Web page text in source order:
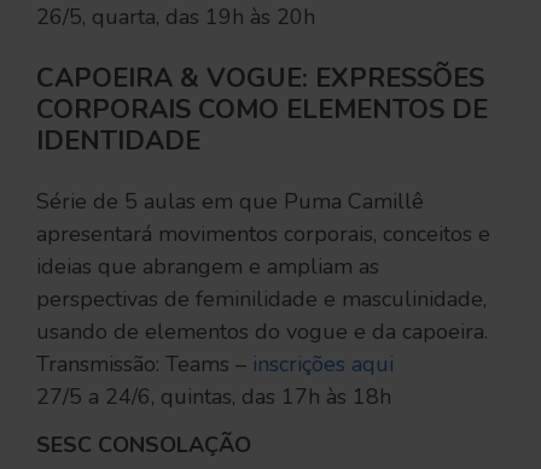
26/5, quarta, das 19h às 20h
CAPOEIRA & VOGUE: EXPRESSÕES
CORPORAIS COMO ELEMENTOS DE
IDENTIDADE
Série de 5 aulas em que Puma Camillê
apresentará movimentos corporais, conceitos e
ideias que abrangem e ampliam as
perspectivas de feminilidade e masculinidade,
usando de elementos do vogue e da capoeira.
Transmissão: Teams – inscrições aqui
27/5 a 24/6, quintas, das 17h às 18h
SESC CONSOLAÇÃO